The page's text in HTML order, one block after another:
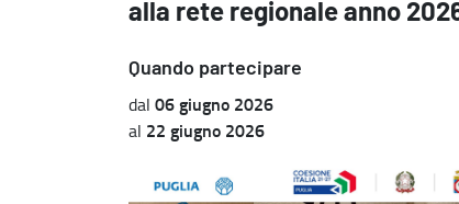
alla rete regionale anno
Quando partecipare
dal 06 giugno 2026
al 22 giugno 2026